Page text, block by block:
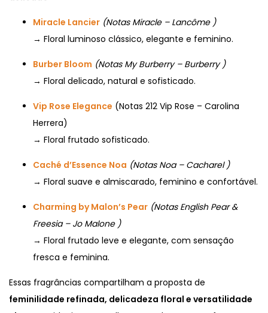
Miracle Lancier (Notas Miracle – Lancôme )
→ Floral luminoso clássico, elegante e feminino.
Burber Bloom (Notas My Burberry – Burberry )
→ Floral delicado, natural e sofisticado.
Vip Rose Elegance (Notas 212 Vip Rose – Carolina
Herrera)
→ Floral frutado sofisticado.
Caché d’Essence Noa (Notas Noa – Cacharel )
→ Floral suave e almiscarado, feminino e confortável.
Charming by Malon’s Pear (Notas English Pear &
Freesia – Jo Malone )
→ Floral frutado leve e elegante, com sensação
fresca e feminina.
Essas fragrâncias compartilham a proposta de
feminilidade refinada, delicadeza floral e versatilidade